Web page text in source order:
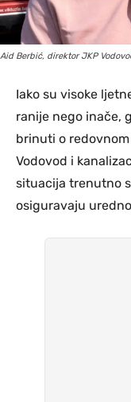
Aid Berbić, direktor JKP
Iako su visoke
ranije nego inače,
brinuti o
Vodovod i
situacija trenutno
osiguravaju